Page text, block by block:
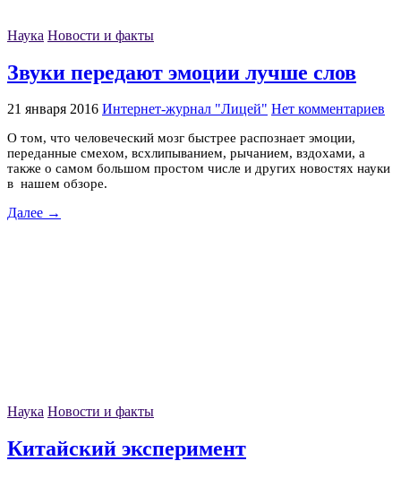
Наука Новости и факты
Звуки передают эмоции лучше слов
21 января 2016 Интернет-журнал "Лицей" Нет комментариев
О том, что человеческий мозг быстрее распознает эмоции,
переданные смехом, всхлипыванием, рычанием, вздохами, а
также о самом большом простом числе и других новостях науки
в нашем обзоре.
Далее →
Наука Новости и факты
Китайский эксперимент